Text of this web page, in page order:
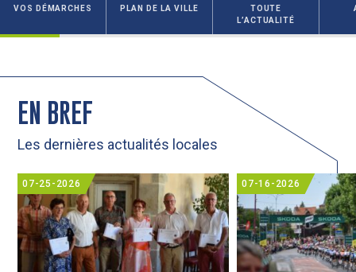
VOS DÉMARCHES PLAN DE LA VILLE
TOUTE
L’ACTUALITÉ
07-25-2026 07-16-2026
EN BREF
Les dernières actualités locales